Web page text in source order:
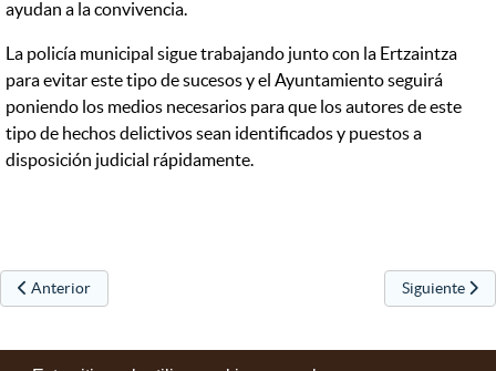
ayudan a la convivencia.
La policía municipal sigue trabajando junto con la Ertzaintza
para evitar este tipo de sucesos y el Ayuntamiento seguirá
poniendo los medios necesarios para que los autores de este
tipo de hechos delictivos sean identificados y puestos a
disposición judicial rápidamente.
Artículo anterior: Presupuestos 2025: reuniones de participación
Anterior Artículo
Siguiente